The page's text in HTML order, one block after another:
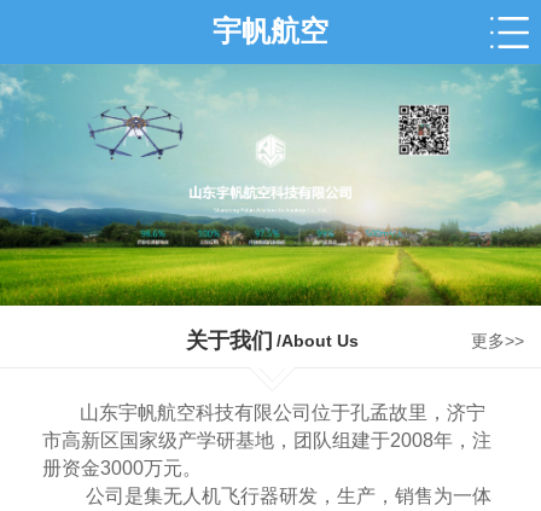
宇帆航空
关于我们 /About Us 更多>>
山东宇帆航空科技有限公司位于孔孟故里，济宁
市高新区国家级产学研基地，团队组建于2008年，注
册资金3000万元。
公司是集无人机飞行器研发，生产，销售为一体